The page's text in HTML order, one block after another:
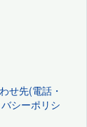
せ先(電話・
シーポリシ